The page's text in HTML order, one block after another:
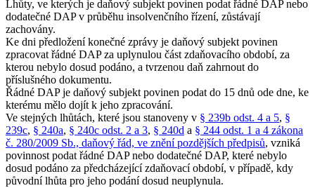
Lhůty, ve kterých je daňový subjekt povinen podat řádné DAP nebo
dodatečné DAP v průběhu insolvenčního řízení, zůstávají
zachovány.
Ke dni předložení konečné zprávy je daňový subjekt povinen
zpracovat řádné DAP za uplynulou část zdaňovacího období, za
kterou nebylo dosud podáno, a tvrzenou daň zahrnout do
příslušného dokumentu.
Řádné DAP je daňový subjekt povinen podat do 15 dnů ode dne, ke
kterému mělo dojít k jeho zpracování.
Ve stejných lhůtách, které jsou stanoveny v § 239b odst. 4 a 5, §
239c, § 240a, § 240c odst. 2 a 3, § 240d a § 244 odst. 1 a 4 zákona
č. 280/2009 Sb., daňový řád, ve znění pozdějších předpisů, vzniká
povinnost podat řádné DAP nebo dodatečné DAP, které nebylo
dosud podáno za předcházející zdaňovací období, v případě, kdy
původní lhůta pro jeho podání dosud neuplynula.